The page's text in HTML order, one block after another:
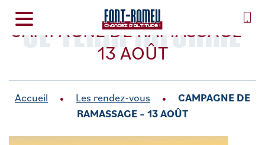
SE TENIR INFORMÉ
CAMPAGNE DE RAMASSAGE –
13 AOÛT
Accueil Les rendez-vous
CAMPAGNE DE
RAMASSAGE – 13 AOÛT